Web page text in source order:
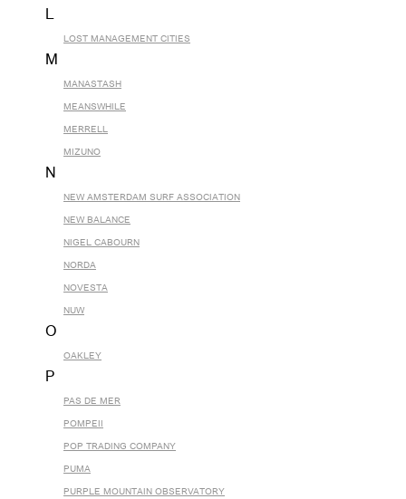
L
LOST MANAGEMENT CITIES
M
MANASTASH
MEANSWHILE
MERRELL
MIZUNO
N
NEW AMSTERDAM SURF ASSOCIATION
NEW BALANCE
NIGEL CABOURN
NORDA
NOVESTA
NUW
O
OAKLEY
P
PAS DE MER
POMPEII
POP TRADING COMPANY
PUMA
PURPLE MOUNTAIN OBSERVATORY